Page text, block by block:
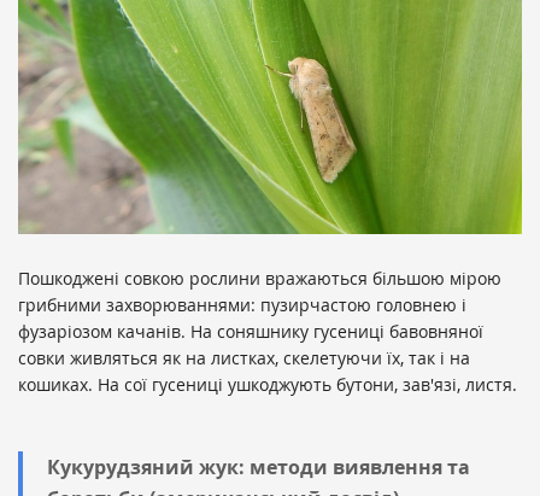
Пошкоджені совкою рослини вражаються більшою мірою
грибними захворюваннями: пузирчастою головнею і
фузаріозом качанів. На соняшнику гусениці бавовняної
совки живляться як на листках, скелетуючи їх, так і на
кошиках. На сої гусениці ушкоджують бутони, зав'язі, листя.
Кукурудзяний жук: методи виявлення та